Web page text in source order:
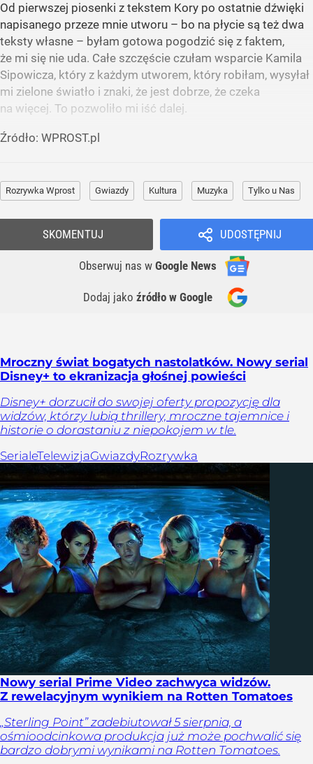
Od pierwszej piosenki z tekstem Kory po ostatnie dźwięki
napisanego przeze mnie utworu – bo na płycie są też dwa
teksty własne – byłam gotowa pogodzić się z faktem,
że mi się nie uda. Całe szczęście czułam wsparcie Kamila
Sipowicza, który z każdym utworem, który robiłam, wysyłał
mi zielone światło i znaki, że jest dobrze, że czeka
na więcej. To pozwoliło mi iść dalej.
Źródło: WPROST.pl
Rozrywka Wprost Gwiazdy Kultura Muzyka Tylko u Nas
UDOSTĘPNIJ
Obserwuj nas w Google News
Dodaj jako źródło w Google
SKOMENTUJ
Mroczny świat bogatych nastolatków. Nowy serial
Disney+ to ekranizacja głośnej powieści
Disney+ dorzucił do swojej oferty propozycję dla
widzów, którzy lubią thrillery, mroczne tajemnice i
historie o dorastaniu z niepokojem w tle.
SerialeTelewizjaGwiazdyRozrywka
Nowy serial Prime Video zachwyca widzów.
Z rewelacyjnym wynikiem na Rotten Tomatoes
„Sterling Point” zadebiutował 5 sierpnia, a
ośmioodcinkowa produkcja już może pochwalić się
bardzo dobrymi wynikami na Rotten Tomatoes.